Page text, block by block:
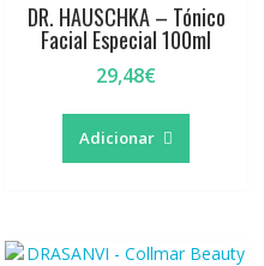
DR. HAUSCHKA – Tónico
Facial Especial 100ml
29,48€
Adicionar